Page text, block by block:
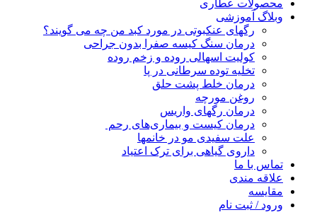
محصولات عطاری
وبلاگ آموزشی
رگهای عنکبوتی در مورد کبد من چه می گویند؟
درمان سنگ کیسه صفرا بدون جراحی
کولیت اسهالی روده و زخم روده
تخلیه توده سرطانی در پا
درمان خلط پشت حلق
روغن مورچه
درمان رگهای واریس
درمان کیست و بیماری‌های رحم
علت سفیدی مو در خانمها
داروی گیاهی برای ترک اعتیاد
تماس با ما
علاقه مندی
مقایسه
ورود / ثبت نام